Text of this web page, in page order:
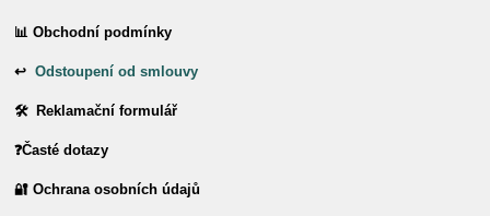
📊 Obchodní podmínky
↩Odstoupení od smlouvy
🛠 Reklamační formulář
❓Časté dotazy
🔐 Ochrana osobních údajů